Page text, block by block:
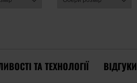
ТА ТЕХНОЛОГІЇ ВІДГУКИ